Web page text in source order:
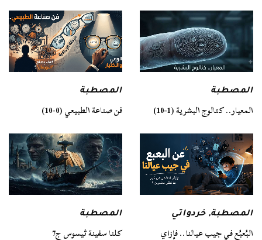
المصطبة
المعيار.. كتالوج البشرية (1-10)
المصطبة
فن صناعة الطبيعي (0-10)
المصطبة,خردواتي
البُعبُع في جيب عيالنا.. فإزاي
المصطبة
كلنا سفينة ثيسوس ج7